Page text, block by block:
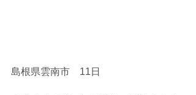
島根県雲南市　11日